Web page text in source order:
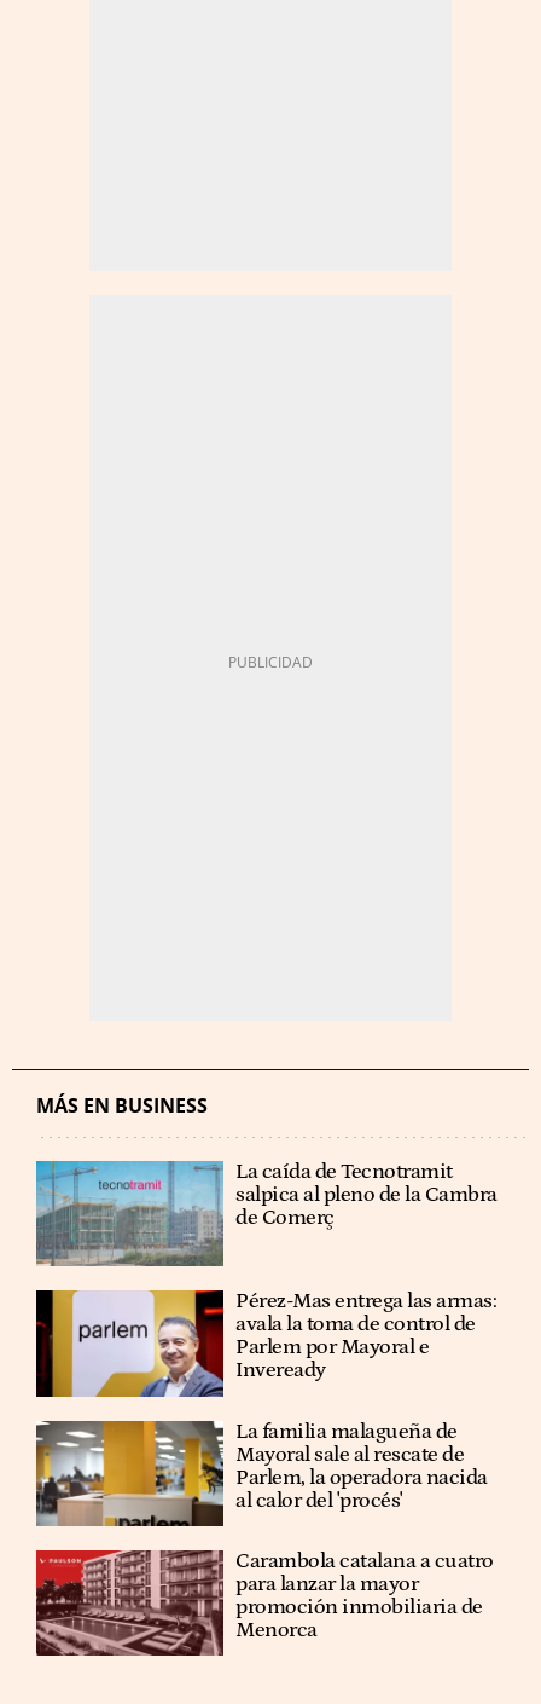
MÁS EN BUSINESS
La caída de Tecnotramit
salpica al pleno de la Cambra
de Comerç
Pérez-Mas entrega las armas:
avala la toma de control de
Parlem por Mayoral e
Inveready
La familia malagueña de
Mayoral sale al rescate de
Parlem, la operadora nacida
al calor del 'procés'
Carambola catalana a cuatro
para lanzar la mayor
promoción inmobiliaria de
Menorca